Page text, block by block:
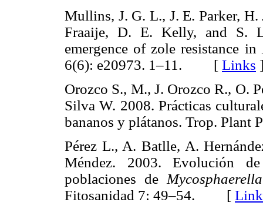
Mullins, J. G. L., J. E. Parker,
Fraaije, D. E. Kelly, and S.
emergence of zole resistance in
6(6): e20973. 1–11. [ Links
Orozco S., M., J. Orozco R., O.
Silva W. 2008. Prácticas
bananos y plátanos. Trop.
Pérez L., A. Batlle, A.
Méndez. 2003. Evolución
poblaciones de
Fitosanidad 7: 49–54. [